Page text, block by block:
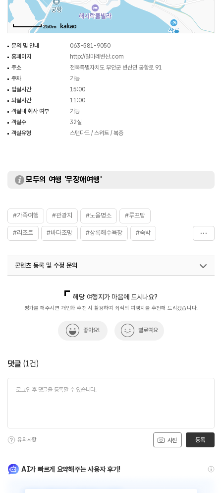
250m
문의 및 안내
063-581-9050
홈페이지
http://일마레변산.com
주소
전북특별자치도 부안군 변산면 궁항로 91
주차
가능
입실시간
15:00
퇴실시간
11:00
객실내 취사 여부
가능
객실수
32실
객실유형
스탠다드 / 스위트 / 복층
모두의 여행 '무장애여행'
#가족여행 #관광지 #노을명소 #루프탑
#리조트 #바다조망 #상록해수욕장 #숙박
콘텐츠 등록 및 수정 문의
해당 여행지가 마음에 드시나요?
평가를 해주시면 개인화 추천 시 활용하여 최적의 여행지를 추천해 드리겠습니다.
좋아요! 별로예요
댓글 (1건)
사진
유의사항 등록
AI가 빠르게 요약해주는 사용자 후기!